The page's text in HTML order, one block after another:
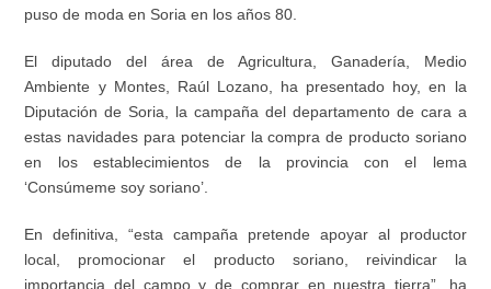
puso de moda en Soria en los años 80.
El diputado delárea de Agricultura, Ganadería, Medio
Ambiente y Montes, Raúl Lozano, ha presentado hoy, en la
Diputación de Soria, la campaña del departamento de cara a
estas navidades para potenciar la compra de producto soriano
en los establecimientos de la provincia con el lema
‘Consúmeme soy soriano’
En definitiva,“esta campaña pretende apoyar al productor
local, promocionar el producto soriano, reivindicar la
importancia del campo y de comprar en nuestra tierra”, ha